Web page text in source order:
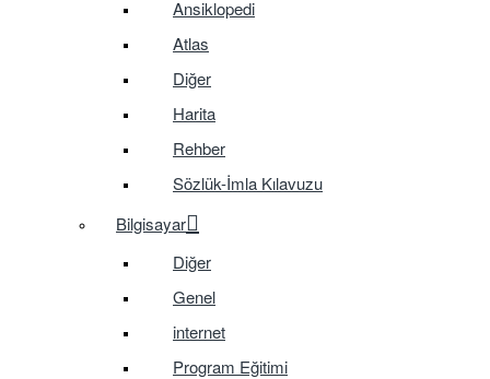
Ansiklopedi
Atlas
Diğer
Harita
Rehber
Sözlük-İmla Kılavuzu
Bilgisayar
Diğer
Genel
internet
Program Eğitimi